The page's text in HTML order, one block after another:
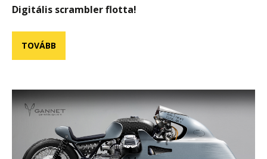
Digitális scrambler flotta!
TOVÁBB